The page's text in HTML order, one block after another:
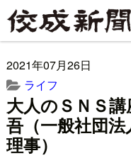
2021年07月26日
ライフ
大人のＳＮＳ
吾（一般社団
理事）